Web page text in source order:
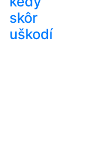
skôr
uškodí